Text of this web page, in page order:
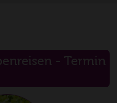
- Termin